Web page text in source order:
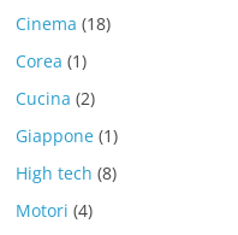
Cinema (18)
Corea (1)
Cucina (2)
Giappone (1)
High tech (8)
Motori (4)